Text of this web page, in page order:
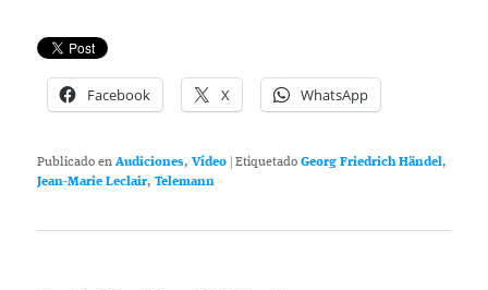
Facebook X WhatsApp
Publicado en Audiciones,Vídeo |Etiquetado Georg Friedrich Händel,
Jean-Marie Leclair,Telemann